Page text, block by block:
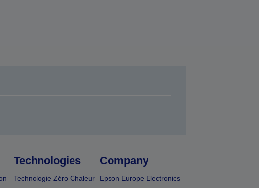
Technologies
Technologie Zéro Chaleur
Company
Epson Europe Electronics